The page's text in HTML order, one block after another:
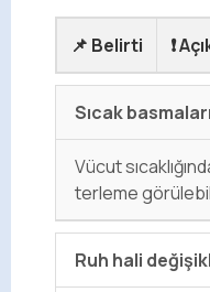
📌 Belirti ❗
Sıcak
Vücut
terleme
Ruh hali